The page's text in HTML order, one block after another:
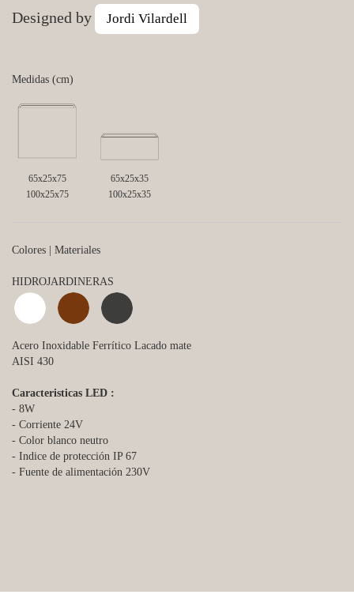
Designed by Jordi Vilardell
Medidas (cm)
65x25x75
100x25x75
65x25x35
100x25x35
Colores | Materiales
HIDROJARDINERAS
Acero Inoxidable Ferrítico Lacado mate
AISI 430
Caracteristicas LED :
- 8W
- Corriente 24V
- Color blanco neutro
- Indice de protección IP 67
- Fuente de alimentación 230V